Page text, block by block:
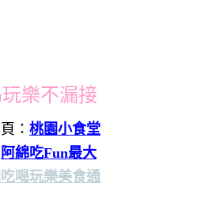
樂不漏接
： 桃園小食堂
阿綿吃Fun最大
喝玩樂美食通